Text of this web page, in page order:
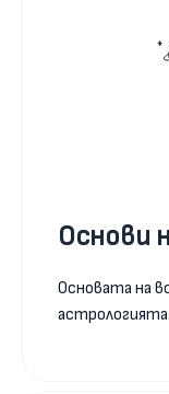
Основи
Основата на
астрологията.